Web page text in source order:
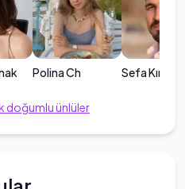
Polina Ch Sefa Kındır
doğumlu ünlüler